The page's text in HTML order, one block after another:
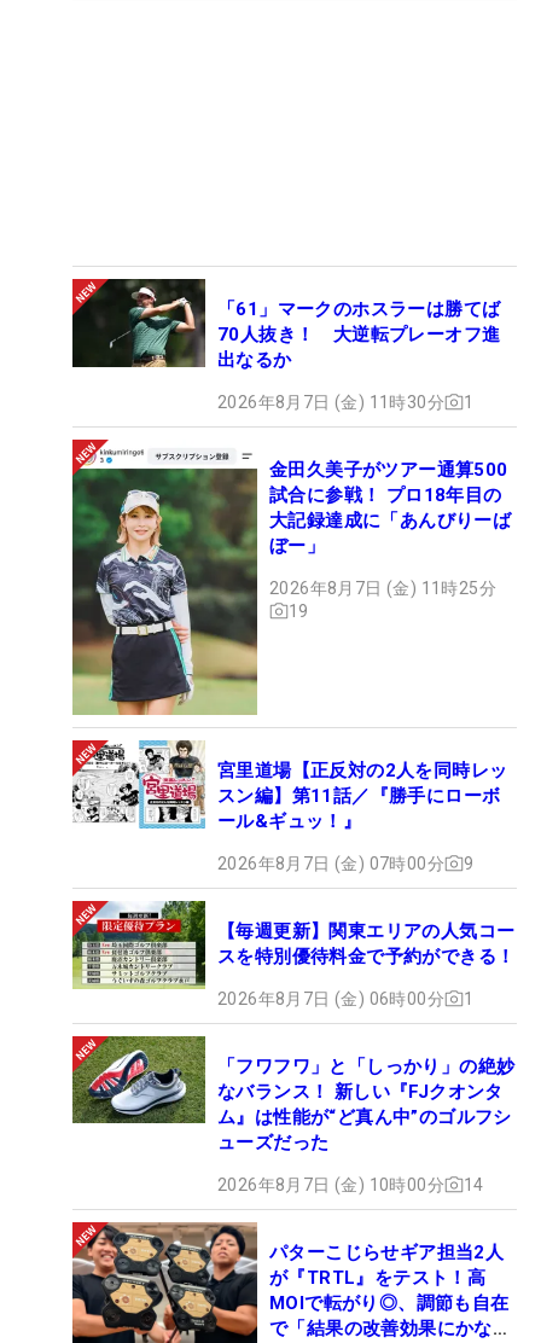
「61」マークのホスラーは勝てば
70人抜き！ 大逆転プレーオフ進
出なるか
2026年8月7日 (金) 11時30分 1
金田久美子がツアー通算500
試合に参戦！ プロ18年目の
大記録達成に「あんびりーば
ぼー」
2026年8月7日 (金) 11時25分
19
宮里道場【正反対の2人を同時レッ
スン編】第11話／『勝手にローボ
ール&ギュッ！』
2026年8月7日 (金) 07時00分 9
【毎週更新】関東エリアの人気コー
スを特別優待料金で予約ができる！
2026年8月7日 (金) 06時00分 1
「フワフワ」と「しっかり」の絶妙
なバランス！ 新しい『FJクオンタ
ム』は性能が“ど真ん中”のゴルフシ
ューズだった
2026年8月7日 (金) 10時00分 14
パターこじらせギア担当2人
が『TRTL』をテスト！高
MOIで転がり◎、調節も自在
で「結果の改善効果にかなり